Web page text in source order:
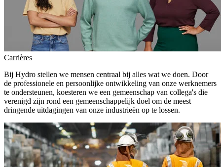
Carrières
Bij Hydro stellen we mensen centraal bij alles wat we doen. Door
de professionele en persoonlijke ontwikkeling van onze werknemers
te ondersteunen, koesteren we een gemeenschap van collega's die
verenigd zijn rond een gemeenschappelijk doel om de meest
dringende uitdagingen van onze industrieën op te lossen.